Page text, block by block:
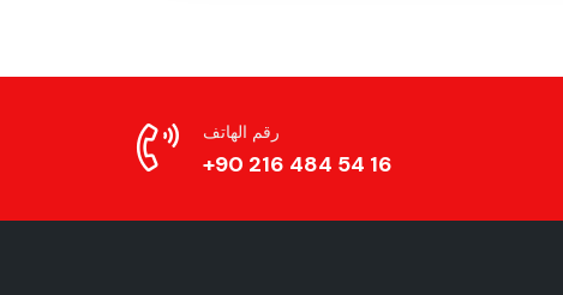
رقم الهاتف
+90 216 484 54 16